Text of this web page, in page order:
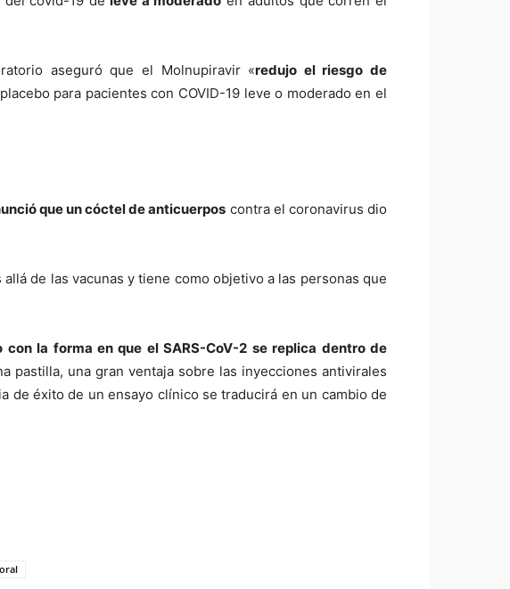
aseguró que el Molnupiravir «redujo el riesgo de
para pacientes con COVID-19 leve o moderado en el
que un cóctel de anticuerpos contra el coronavirus dio
de las vacunas y tiene como objetivo a las personas que
la forma en que el SARS-CoV-2 se replica dentro de
pastilla, una gran ventaja sobre las inyecciones antivirales
de éxito de un ensayo clínico se traducirá en un cambio de